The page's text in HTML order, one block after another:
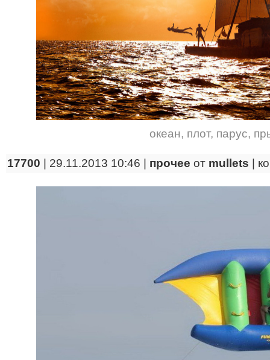
океан, плот, парус,
17700 | 29.11.2013 10:46 | прочее от mullets